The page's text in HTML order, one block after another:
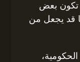
تكون بعض
ما قد يجعل من